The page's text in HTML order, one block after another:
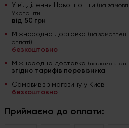
У відділення Нової пошти (на
Укрпошти
від 50 грн
Міжнародна доставка (на
оплаті)
безкоштовно
Міжнародна доставка (на
згідно тарифів перевізника
Самовивіз з магазину у Києві
безкоштовно
Приймаємо до оплати: